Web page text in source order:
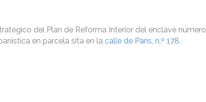
del Plan de Reforma Interior del enclave número
en parcela sita en la calle de París, n.º 178.